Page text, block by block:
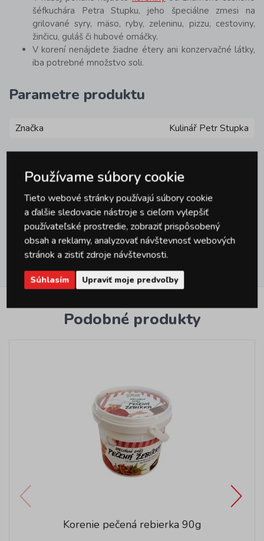
šéfkuchára Petra Stupku, jeho špeciálne zmesi na
grilované syry, mäso, ryby, zeleninu, pizzu, cestoviny,
žinčicu, guláš či hubové omáčky.
V korení nenájdete žiadne étery ani konzervačné látky,
iba potrebné množstvo soli.
Parametre produktu
Značka Kulinář Petr Stupka
Otázky 0
Podobné produkty
Korenie pečená rebierka 90g
Používame súbory cookie
Tieto webové stránky používajú súbory cookie
a ďalšie sledovacie nástroje s cieľom vylepšiť
používateľské prostredie, zobraziť prispôsobený
obsah a reklamy, analyzovať návštevnosť webových
stránok a zistiť zdroje návštevnosti.
Súhlasím Upraviť moje predvoľby